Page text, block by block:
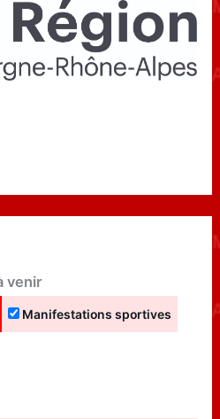
venir
Manifestations sportives